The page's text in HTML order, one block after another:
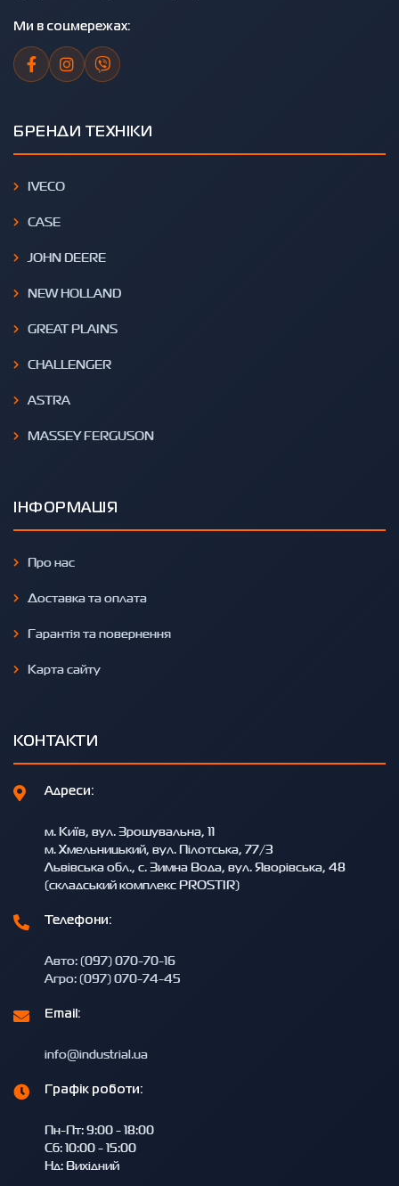
Ми в соцмережах:
БРЕНДИ ТЕХНІКИ
IVECO
CASE
JOHN DEERE
NEW HOLLAND
GREAT PLAINS
CHALLENGER
ASTRA
MASSEY FERGUSON
ІНФОРМАЦІЯ
Про нас
Доставка та оплата
Гарантія та повернення
Карта сайту
КОНТАКТИ
Адреси:
м. Київ, вул. Зрошувальна, 11
м. Хмельницький, вул. Пілотська, 77/3
Львівська обл., с. Зимна Вода, вул. Яворівська, 48
(складський комплекс PROSTIR)
Телефони:
Авто: (097) 070-70-16
Агро: (097) 070-74-45
Email:
info@industrial.ua
Графік роботи:
Пн-Пт: 9:00 - 18:00
Сб: 10:00 - 15:00
Нд: Вихідний